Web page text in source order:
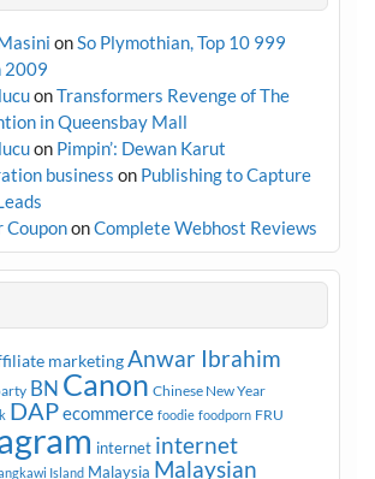
onSo Plymothian, Top 10 999
2009
onTransformers Revenge of The
in Queensbay Mall
on Pimpin’: Dewan Karut
business on Publishing to Capture
CoupononComplete Webhost Reviews
marketingAnwar Ibrahim
BN Canon Chinese New Year
DAPecommerce foodie foodporn FRU
internet internet
Island Malaysia Malaysian